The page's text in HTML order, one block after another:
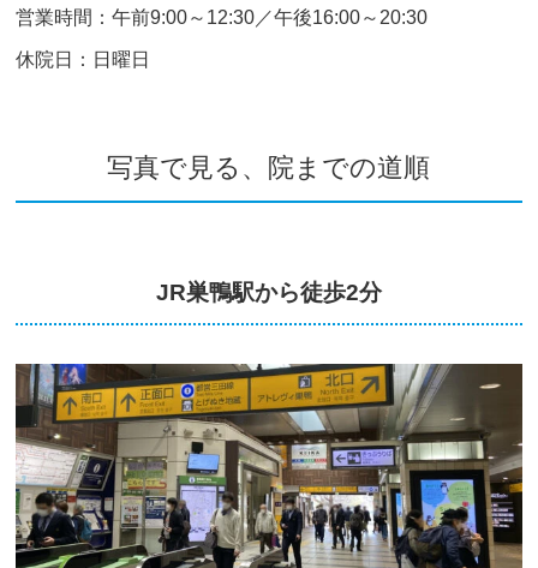
営業時間：午前9:00～12:30／午後16:00～20:30
休院日：日曜日
写真で見る、院までの道順
JR巣鴨駅から徒歩2分